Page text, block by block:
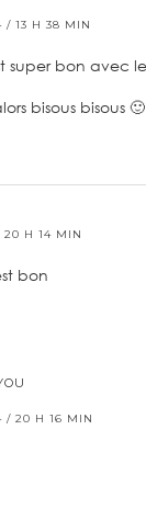
/ 13 H 38 MIN
super bon avec
bisous bisous 🙂
20 H 14 MIN
bon
/ 20 H 16 MIN